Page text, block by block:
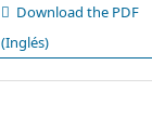
Download the PDF
(Inglés)